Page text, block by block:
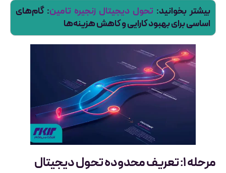
بیشتر بخوانید: تحول دیجیتال زنجیره تامین: گام‌های
اساسی برای بهبود کارایی و کاهش هزینه‌ها
مرحله ۱: تعریف محدوده تحول دیجیتال